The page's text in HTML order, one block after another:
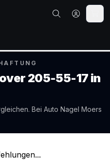
205-55-17 in
Bei Auto Nagel Moers